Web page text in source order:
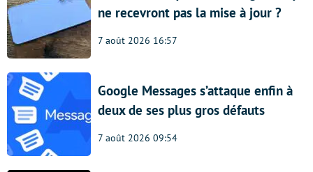
ne recevront pas la mise à jour ?
7 août 2026 16:57
Google Messages s’attaque enfin à
deux de ses plus gros défauts
7 août 2026 09:54